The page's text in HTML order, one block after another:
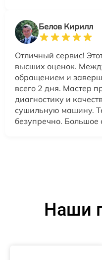
Белов Кирилл
Отличный сервис!
высших оценок.
обращением и
всего 2 дня. Мастер
диагностику и
сушильную машину.
безупречно. Большое
Наши